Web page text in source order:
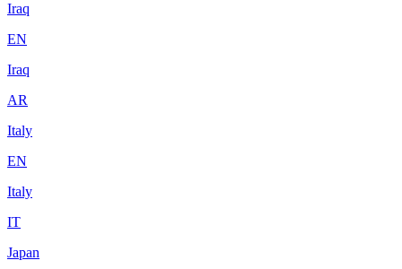
Iraq
EN
Iraq
AR
Italy
EN
Italy
IT
Japan